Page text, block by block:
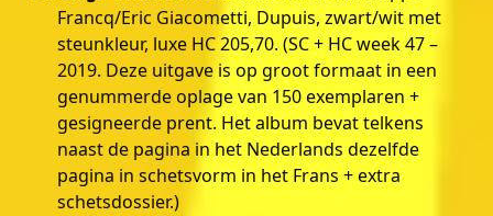
Francq/Eric Giacometti, Dupuis, zwart/wit met
steunkleur, luxe HC 205,70. (SC + HC week 47 –
2019. Deze uitgave is op groot formaat in een
genummerde oplage van 150 exemplaren +
gesigneerde prent. Het album bevat telkens
naast de pagina in het Nederlands dezelfde
pagina in schetsvorm in het Frans + extra
schetsdossier.)